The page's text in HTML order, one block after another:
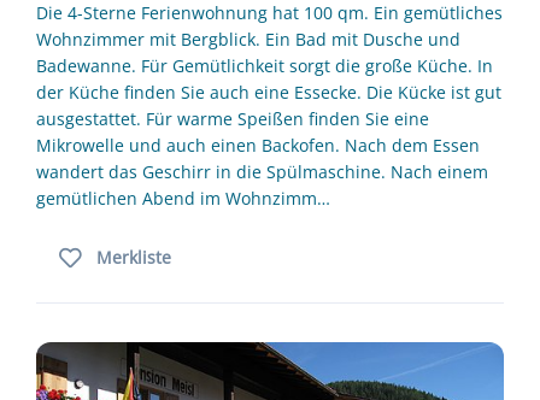
Die 4-Sterne Ferienwohnung hat 100 qm. Ein gemütliches
Wohnzimmer mit Bergblick. Ein Bad mit Dusche und
Badewanne. Für Gemütlichkeit sorgt die große Küche. In
der Küche finden Sie auch eine Essecke. Die Kücke ist gut
ausgestattet. Für warme Speißen finden Sie eine
Mikrowelle und auch einen Backofen. Nach dem Essen
wandert das Geschirr in die Spülmaschine. Nach einem
gemütlichen Abend im Wohnzimm…
Merkliste